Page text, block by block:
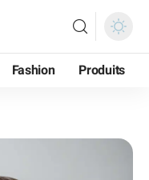
Fashion Produits